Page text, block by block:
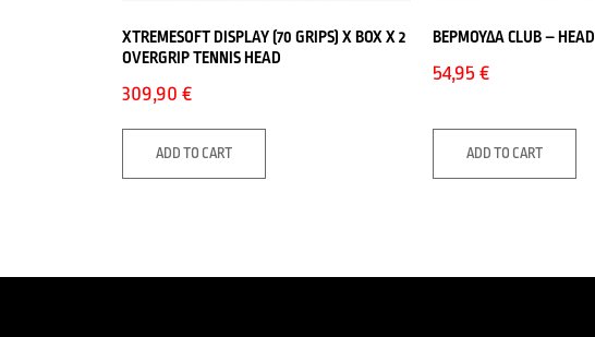
XTREMESOFT DISPLAY (70 GRIPS) X BOX X 2
OVERGRIP TENNIS HEAD
309,90€
ADD TO CART
ΒΕΡΜΟΥΔΑ CLUB – HEAD
54,95€
ADD TO CART